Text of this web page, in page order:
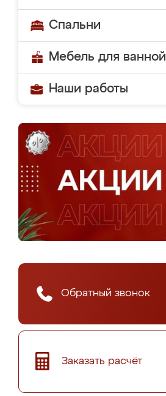
Спальни
Мебель для ванной
Наши работы
Обратный звонок
Заказать расчёт